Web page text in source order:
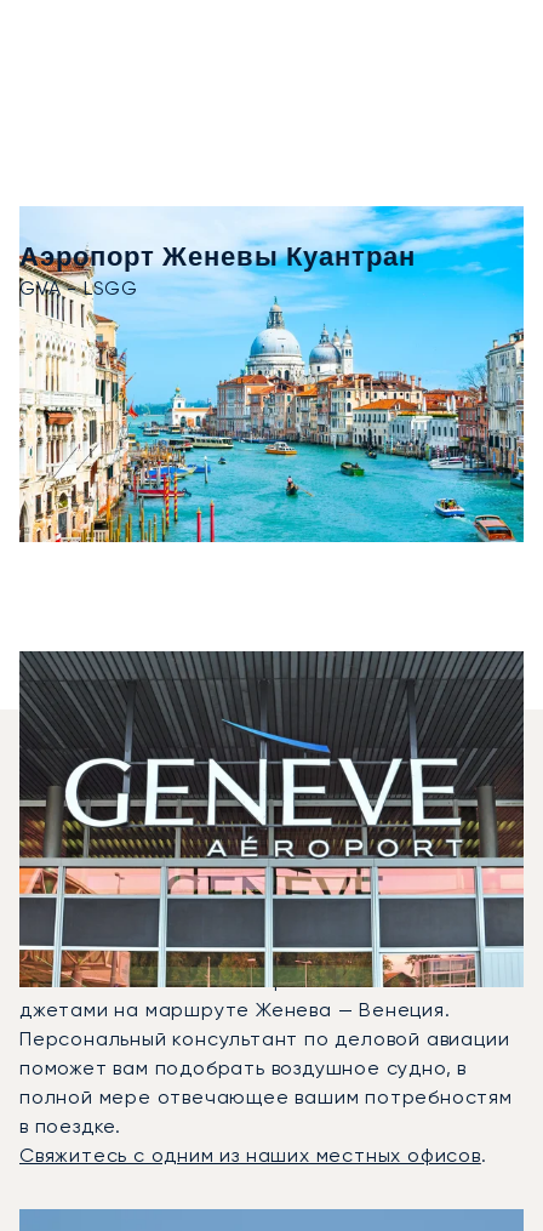
Аэропорт Женевы Куантран
GVA - LSGG
Какие Типы Самолетов
Я Могу Арендовать Для
Перелета Между
Венецией И Женевой?
В 2025 году Citation CJ1, Beechjet 400A и PC-12
NG стали наиболее востребованными частными
джетами на маршруте Женева — Венеция.
Персональный консультант по деловой авиации
поможет вам подобрать воздушное судно, в
полной мере отвечающее вашим потребностям
в поездке.
Свяжитесь с одним из наших местных офисов.